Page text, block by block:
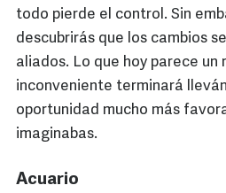
todo pierde el control. Sin
descubrirás que los cambios
aliados. Lo que hoy parece un
inconveniente terminará
oportunidad mucho más
imaginabas.
Acuario